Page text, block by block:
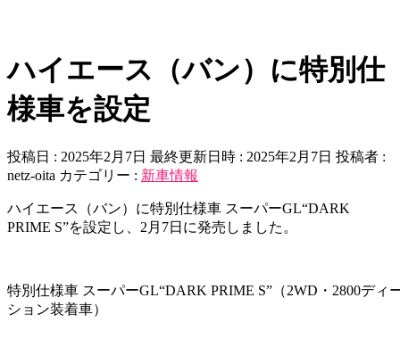
ハイエース（バン）に特別仕
様車を設定
投稿日 : 2025年2月7日 最終更新日時 : 2025年2月7日 投稿者 :
netz-oita カテゴリー : 新車情報
ハイエース（バン）に特別仕様車 スーパーGL“DARK
PRIME S”を設定し、2月7日に発売しました。
特別仕様車 スーパーGL“DARK PRIME S”（2WD・2800ディ
ション装着車）